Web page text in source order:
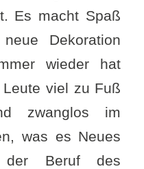
Es macht Spaß
Dekoration
wieder hat
viel zu Fuß
zwanglos im
was es Neues
Beruf des